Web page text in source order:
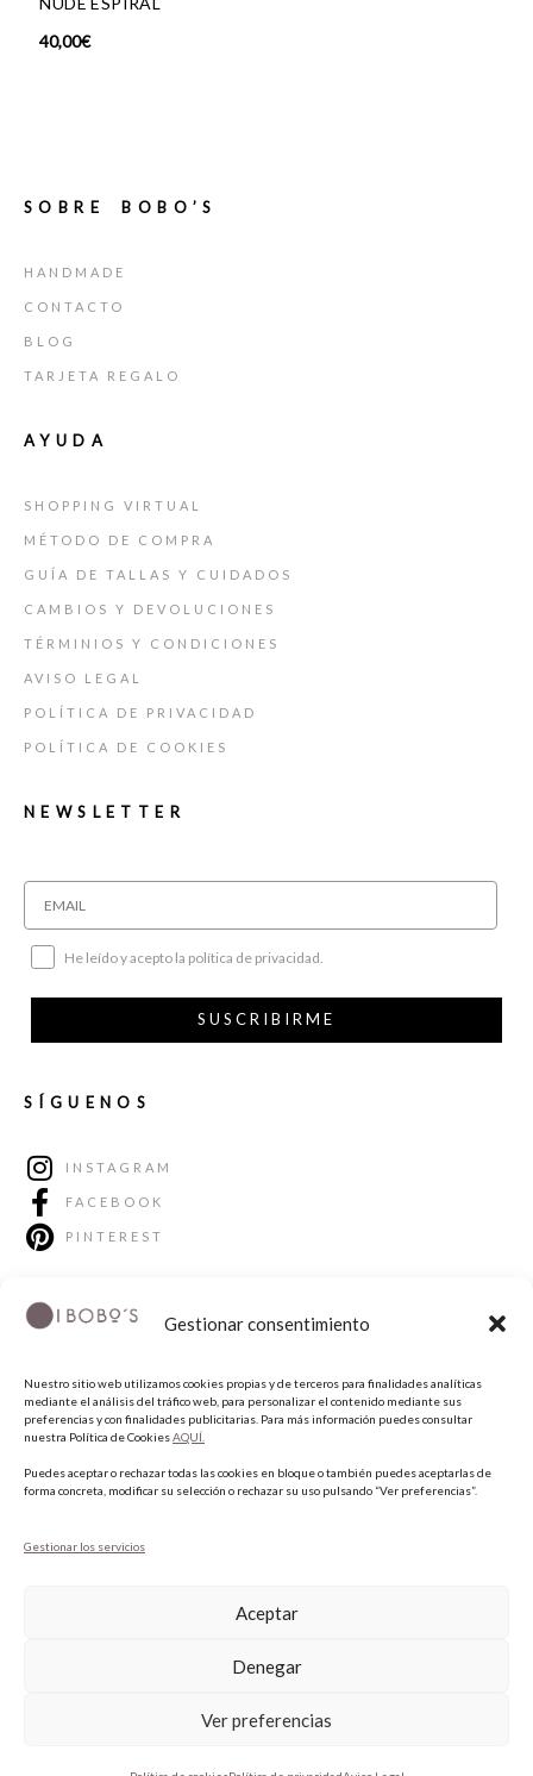
Gestionar consentimiento
Nuestro sitio web utilizamos cookies propias y de terceros para finalidades analíticas
mediante el análisis del tráfico web, para personalizar el contenido mediante sus
preferencias y con finalidades publicitarias. Para más información puedes consultar
nuestra Política de CookiesAQUÍ.
Puedes aceptar o rechazar todas las cookies en bloque o también puedes aceptarlas de
forma concreta, modificar su selección o rechazar su uso pulsando “Ver preferencias”.
Gestionar los servicios
Aceptar
Denegar
Ver preferencias
SOBRE BOBO’S
HANDMADE
CONTACTO
BLOG
TARJETA REGALO
AYUDA
SHOPPING VIRTUAL
MÉTODO DE COMPRA
GUÍA DE TALLAS Y CUIDADOS
CAMBIOS Y DEVOLUCIONES
TÉRMINIOS Y CONDICIONES
AVISO LEGAL
POLÍTICA DE PRIVACIDAD
POLÍTICA DE COOKIES
NEWSLETTER
He leído y acepto la política de privacidad.
SUSCRIBIRME
SÍGUENOS
INSTAGRAM
FACEBOOK
PINTEREST
COPYRIGHT © 2026 QUIERO UNAS BOBO'S.